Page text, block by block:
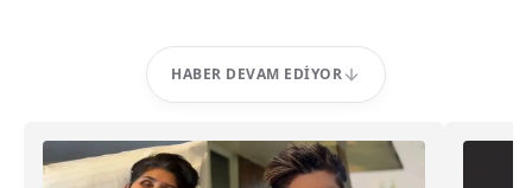
HABER DEVAM EDIYOR